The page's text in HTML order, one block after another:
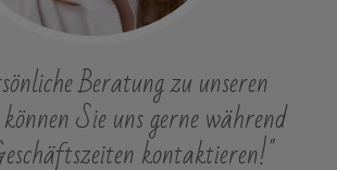
Beratung zu unseren
Sie uns gerne während
kontaktieren!"